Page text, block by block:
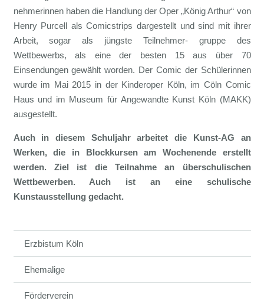
nehmerinnen haben die Handlung der Oper „König Arthur“ von
Henry Purcell als Comicstrips dargestellt und sind mit ihrer
Arbeit, sogar als jüngste Teilnehmer- gruppe des
Wettbewerbs, als eine der besten 15 aus über 70
Einsendungen gewählt worden. Der Comic der Schülerinnen
wurde im Mai 2015 in der Kinderoper Köln, im Cöln Comic
Haus und im Museum für Angewandte Kunst Köln (MAKK)
ausgestellt.
Auch in diesem Schuljahr arbeitet die Kunst-AG an
Werken, die in Blockkursen am Wochenende erstellt
werden. Ziel ist die Teilnahme an überschulischen
Wettbewerben. Auch ist an eine schulische
Kunstausstellung gedacht.
Erzbistum Köln
Ehemalige
Förderverein